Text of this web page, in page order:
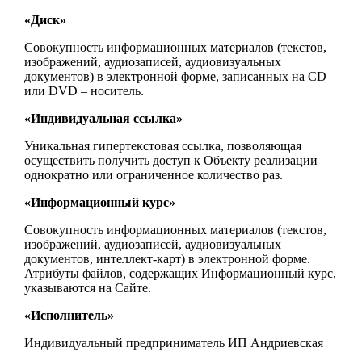
«Диск»
Совокупность информационных материалов (текстов,
изображений, аудиозаписей, аудиовизуальных
документов) в электронной форме, записанных на CD
или DVD – носитель.
«Индивидуальная ссылка»
Уникальная гипертекстовая ссылка, позволяющая
осуществить получить доступ к Объекту реализации
однократно или ограниченное количество раз.
«Информационный курс»
Совокупность информационных материалов (текстов,
изображений, аудиозаписей, аудиовизуальных
документов, интеллект-карт) в электронной форме.
Атрибуты файлов, содержащих Информационный курс,
указываются на Сайте.
«Исполнитель»
Индивидуальный предприниматель ИП Андриевская